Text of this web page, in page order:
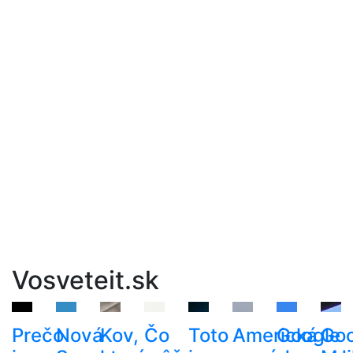
Vosveteit.sk
PrečoNováKov, Čo
TotoAmerická
Google